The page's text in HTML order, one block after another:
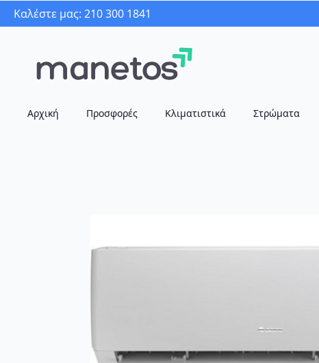
Καλέστε μας: 210 300 1841
Αρχική Προσφορές Κλιματιστικά Στρώματα